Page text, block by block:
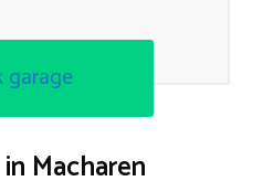
garage
Macharen